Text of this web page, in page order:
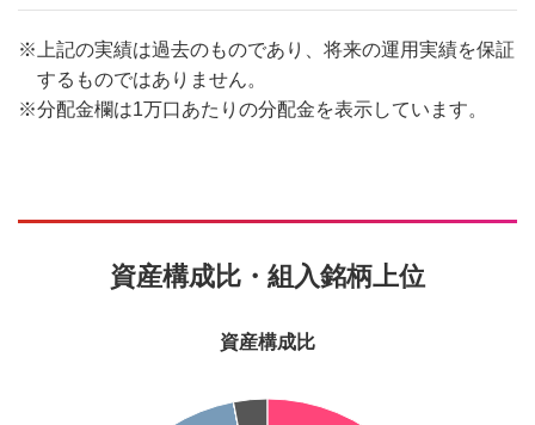
※ 上記の実績は過去のものであり、将来の運用実績を保証
するものではありません。
※分配金欄は1万口あたりの分配金を表示しています。
資産構成比・組入銘柄上位
資産構成比